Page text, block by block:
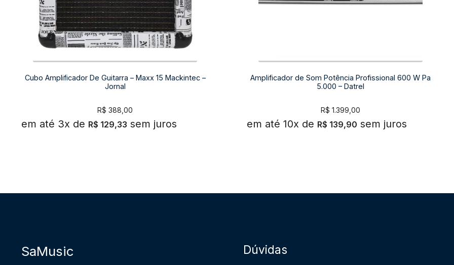
Cubo Amplificador De Guitarra – Maxx 15 Mackintec –
Jornal
R$ 388,00
em até 3x de R$ 129,33 sem juros
Amplificador de Som Potência Profissional 600 W Pa
5.000 – Datrel
R$ 1.399,00
em até 10x de R$ 139,90 sem juros
SaMusic Dúvidas